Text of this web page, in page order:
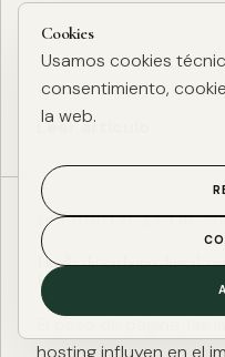
Leer artículo
ESG DIGITAL·27 ENE.
Huella de carbono digital:
ESG de una web
El peso de página, las
hosting influyen en el
Cookies
Usamos cookies
consentimiento,
la web.